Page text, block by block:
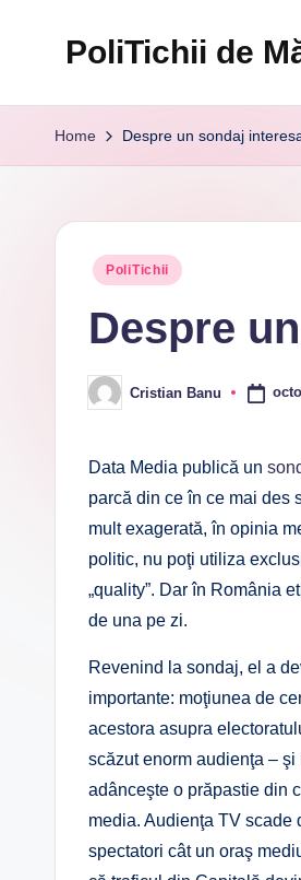
PoliTichii de
Home Despre un sondaj
Posted
PoliTichii
Despre
Posted
by
Cristian Banu
Data Media publică un
parcă din ce în ce mai des
mult exagerată, în opinia
politic, nu poţi utiliza
„quality”. Dar în România
de una pe zi.
Revenind la sondaj, el a
importante: moţiunea de
acestora asupra
scăzut enorm audienţa –
adânceşte o prăpastie din
media. Audienţa TV
spectatori cât un oraş